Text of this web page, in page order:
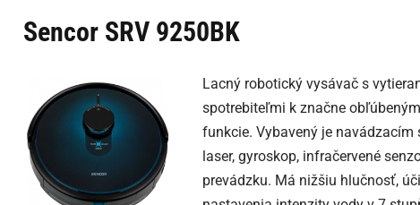
Sencor SRV 9250BK
Lacný robotický vysávač s
spotrebiteľmi k značne
funkcie. Vybavený je navádzacím
laser, gyroskop, infračervené
prevádzku. Má nižšiu hlučnosť,